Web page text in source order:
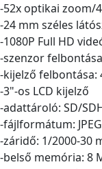
-52x optikai zoom/
-24 mm széles
-1080P Full HD
-szenzor
-kijelző felbontása:
-3"-os LCD kijelző
-adattároló: SD/
-fájlformátum: JPEG
-záridő: 1/2000-30
-belső memória: 8